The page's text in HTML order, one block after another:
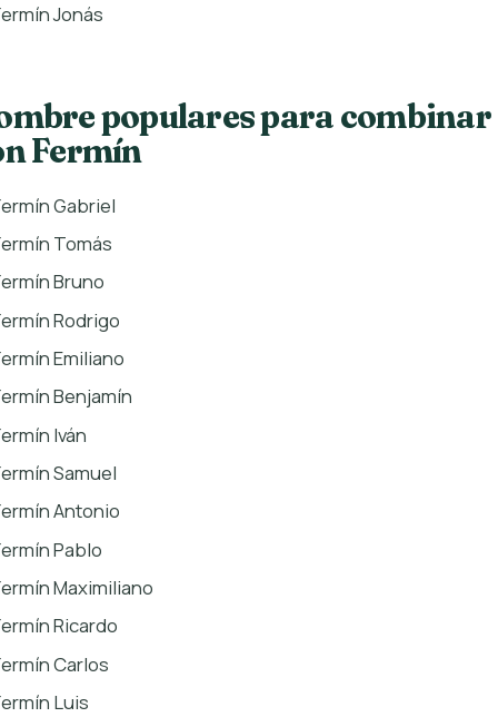
Jonás
populares para combinar
Fermín
Gabriel
Tomás
Bruno
Rodrigo
Emiliano
Benjamín
Iván
Samuel
Antonio
Pablo
Maximiliano
Ricardo
Carlos
Luis